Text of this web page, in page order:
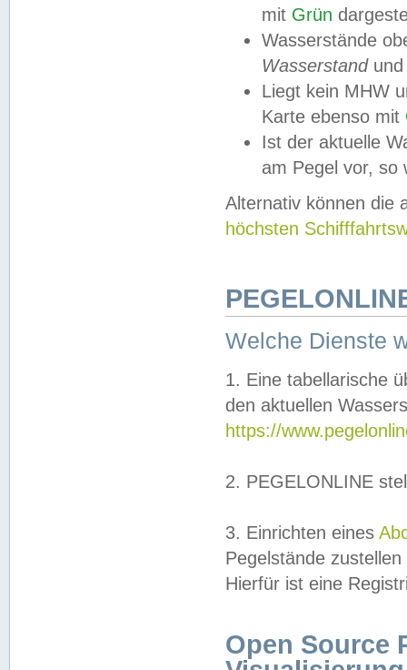
mit Grün
Wasserstände
Wasserstandund
Liegt kein MHW
Karte ebenso mit
Ist der aktuelle
am Pegel vor,
Alternativ können die
höchsten
Welche Dienste
1. Eine tabellarische
den aktuellen
https://
2. PEGELONLINE
3. Einrichten eines
Pegelstände
Hierfür ist eine
Open Source